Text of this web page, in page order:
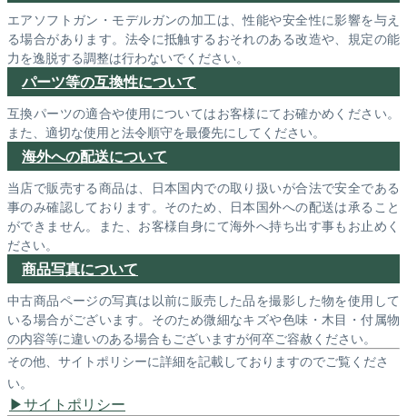
エアソフトガン・モデルガンの加工は、性能や安全性に影響を与え
る場合があります。法令に抵触するおそれのある改造や、規定の能
力を逸脱する調整は行わないでください。
パーツ等の互換性について
互換パーツの適合や使用についてはお客様にてお確かめください。
また、適切な使用と法令順守を最優先にしてください。
海外への配送について
当店で販売する商品は、日本国内での取り扱いが合法で安全である
事のみ確認しております。そのため、日本国外への配送は承ること
ができません。また、お客様自身にて海外へ持ち出す事もお止めく
ださい。
商品写真について
中古商品ページの写真は以前に販売した品を撮影した物を使用して
いる場合がございます。そのため微細なキズや色味・木目・付属物
の内容等に違いのある場合もございますが何卒ご容赦ください。
その他、サイトポリシーに詳細を記載しておりますのでご覧くださ
い。
サイトポリシー